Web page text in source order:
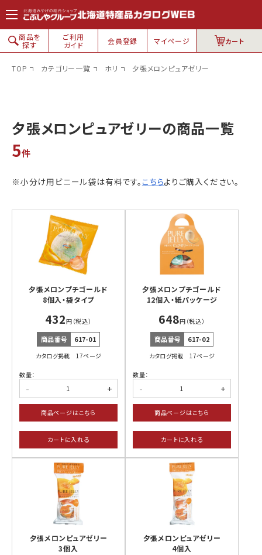
コンテン
ツに進
む
商品を
探す
ご利用
ガイド
会員登録 マイページ カート
白い恋人 六花亭 ロイズ プラテリア
花畑牧場 カルビー 柳月・三方六
サンダー
ホリ
北海道限定
菓子
その他の
お菓子
シマエナガの
お菓子
北海道特産品
乳製品・
農産品他
スープカレー
TOP カテゴリー一覧 ホリ 夕張メロンピュアゼリー
夕張メロンピュアゼリーの商品一覧
5件
※小分け用ビニール袋は有料です。 こちらよりご購入ください。
夕張メロンプチゴールド
8個入・袋タイプ
432円（税込）
商品番号 617-01
カタログ掲載 17ページ
数量：
- +
商品ページはこちら
カートに入れる
夕張メロンプチゴールド
12個入・紙パッケージ
648円（税込）
商品番号 617-02
カタログ掲載 17ページ
数量：
- +
商品ページはこちら
カートに入れる
夕張メロンピュアゼリー
3個入
夕張メロンピュアゼリー
4個入